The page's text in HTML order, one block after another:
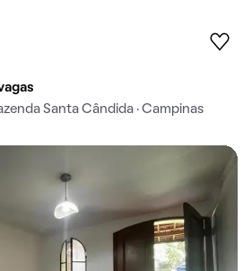
Santa Cândida · Campinas